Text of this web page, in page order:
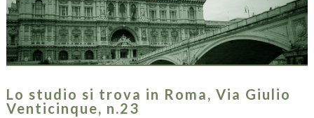
Lo studio si trova in Roma, Via Giulio
Venticinque, n.23